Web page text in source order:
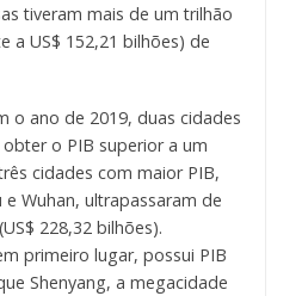
tiveram mais de um trilhão
a US$ 152,21 bilhões) de
o ano de 2019, duas cidades
o PIB superior a um
cidades com maior PIB,
Wuhan, ultrapassaram de
228,32 bilhões).
primeiro lugar, possui PIB
Shenyang, a megacidade